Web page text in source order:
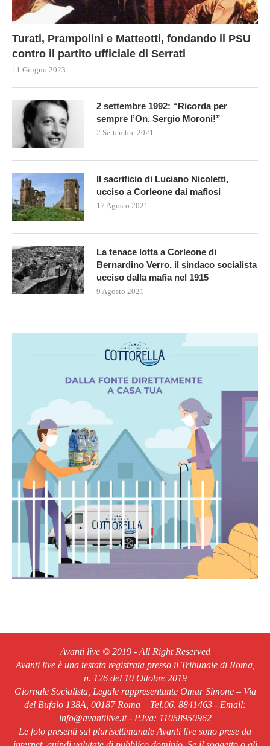
Turati, Prampolini e Matteotti, fondando il PSU
contro il partito ufficiale di Serrati
11 Giugno 2023
2 settembre 1992: “Ricorda per
sempre l’On. Sergio Moroni!”
2 Settembre 2021
Il sacrificio di Luciano Nicoletti,
ucciso a Corleone dai mafiosi
17 Agosto 2021
La tenace lotta a Corleone di
Bernardino Verro, il sindaco socialista
ucciso dalla mafia nel 1915
9 Agosto 2021
Avanti live © 2019 - All Right Reserved
Avanti live è una testata registrata presso il Tribunale di Roma,
n. 126 del 10 Ottobre 2019
Giornale Socialista, Legale rappresentante Omar Simone – Via
del Bufalo 138A, 00187 Roma – Tel.06. 8841463 - Email:
info@avantilive.it - P.Iva: 11058950962
Le foto presenti sul plurisettimanale Avanti live sono prese da